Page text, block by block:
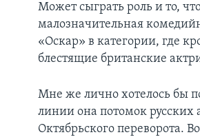
Может сыграть роль и то,
малозначительная
«Оскар» в категории, где
блестящие британские
Мне же лично хотелось бы
линии она потомок
Октябрьского переворота.